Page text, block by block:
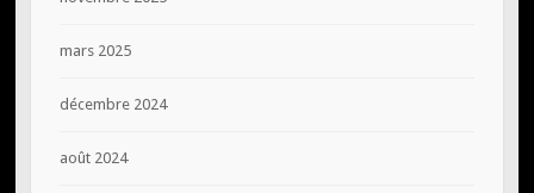
mars 2025
décembre 2024
août 2024